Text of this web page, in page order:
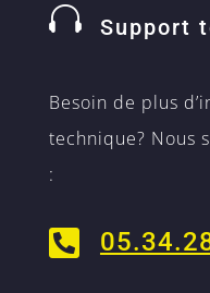
 Support
Besoin de plus
technique? Nous
:
